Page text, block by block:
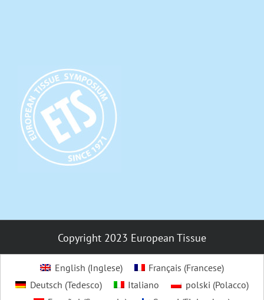
Copyright 2023 European Tissue
English (Inglese) Français (Francese)
Deutsch (Tedesco) Italiano polski (Polacco)